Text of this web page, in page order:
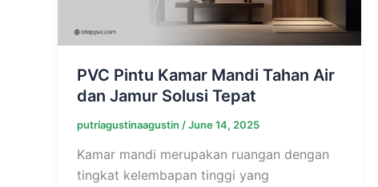
PVC Pintu Kamar Mandi Tahan Air
dan Jamur Solusi Tepat
putriagustinaagustin /June 14, 2025
Kamar mandi merupakan ruangan dengan
tingkat kelembapan tinggi yang